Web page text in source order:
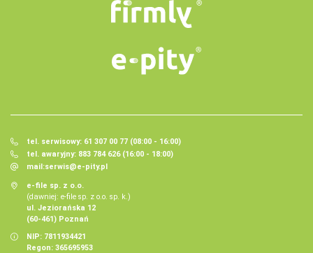
tel. serwisowy: 61 307 00 77 (08:00 - 16:00)
tel. awaryjny: 883 784 626 (16:00 - 18:00)
mail:serwis@e-pity.pl
e-file sp. z o.o.
(dawniej: e-file sp. z o.o. sp. k.)
ul. Jeziorańska 12
(60-461) Poznań
NIP: 7811934421
Regon: 365695953